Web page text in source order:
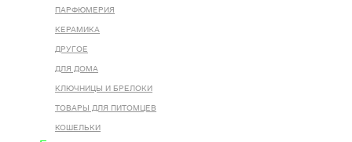
ПАРФЮМЕРИЯ
КЕРАМИКА
ДРУГОЕ
ДЛЯ ДОМА
КЛЮЧНИЦЫ И БРЕЛОКИ
ТОВАРЫ ДЛЯ ПИТОМЦЕВ
КОШЕЛЬКИ